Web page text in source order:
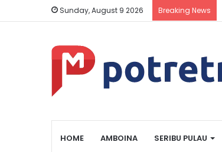
Sunday, August 9 2026 Breaking News
HOME AMBOINA SERIBU PULAU